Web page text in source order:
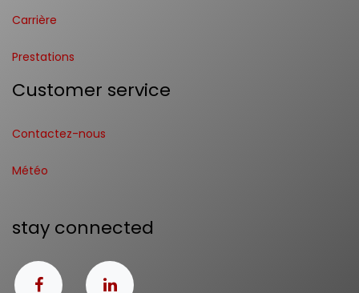
Carrière
Prestations
Customer service
Contactez-nous
Météo
stay connected